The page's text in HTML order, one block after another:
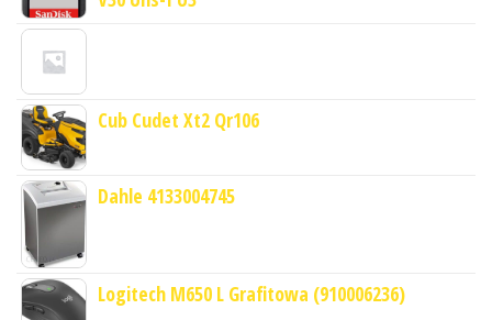
Cub Cudet Xt2 Qr106
Dahle 4133004745
Logitech M650 L Grafitowa (910006236)